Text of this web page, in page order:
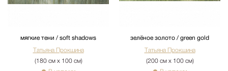
мягкие тени / soft shadows
Татьяна Прокшина
(180 см х 100 см)
зелёное золото / green gold
Татьяна Прокшина
(200 см х 100 см)